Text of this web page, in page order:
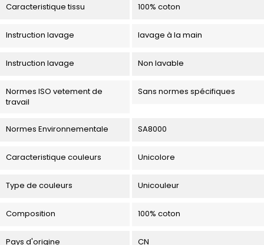
Caracteristique tissu 100% coton
Instruction lavage lavage à la main
Instruction lavage Non lavable
Normes ISO vetement de
travail
Sans normes spécifiques
Normes Environnementale SA8000
Caracteristique couleurs Unicolore
Type de couleurs Unicouleur
Composition 100% coton
Pays d'origine CN